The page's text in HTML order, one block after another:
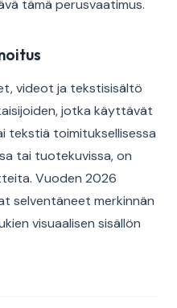
tämä perusvaatimus.
videot ja tekstisisältö
jotka käyttävät
tekstiä toimituksellisessa
tai tuotekuvissa, on
Vuoden 2026
selventäneet merkinnän
visuaalisen sisällön